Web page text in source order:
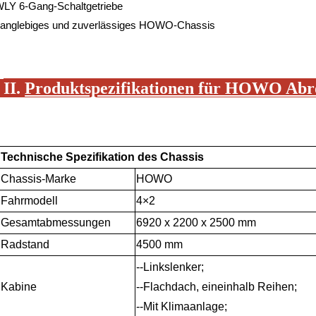
6-Gang-Schaltgetriebe
und zuverlässiges HOWO-Chassis
II.Produktspezifikationen für HOWO
Technische Spezifikation des Chassis
Chassis-Marke
HOWO
Fahrmodell
4×2
Gesamtabmessungen
6920 x 2200 x 2500 mm
Radstand
4500 mm
Kabine
--Linkslenker;
--Flachdach, eineinhalb Reihen;
--Mit Klimaanlage;